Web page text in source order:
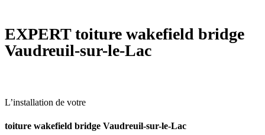
EXPERTtoiture wakefield bridge
Vaudreuil-sur-le-Lac
L’installation de votre
toiture wakefield bridge Vaudreuil-sur-le-Lac